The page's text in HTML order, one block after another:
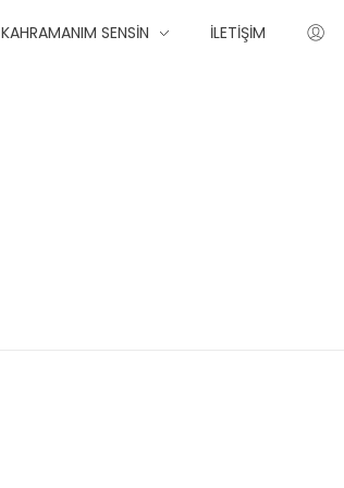
KAHRAMANIM SENSIN İLETIŞIM